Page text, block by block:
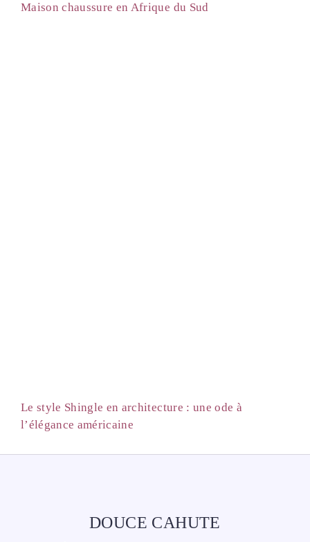
Maison chaussure en Afrique du Sud
Le style Shingle en architecture : une ode à
l’élégance américaine
DOUCE CAHUTE